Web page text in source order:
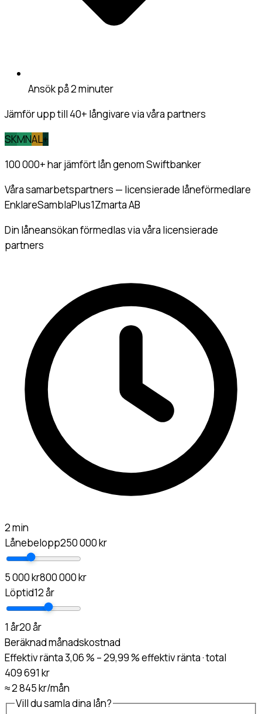
Ansök på 2 minuter
Jämför upp till 40+ långivare via våra partners
SKMNAL+
100 000+har jämfört lån genom Swiftbanker
Våra samarbetspartners — licensierade låneförmedlare
EnklareSamblaPlus1Zmarta AB
Din låneansökan förmedlas via våra licensierade
partners
2 min
Lånebelopp250 000 kr
5 000 kr800 000 kr
Löptid12 år
1 år20 år
Beräknad månadskostnad
Effektiv ränta 3,06 % – 29,99 % effektiv ränta · total
409 691 kr
≈2 845 kr/mån
Vill du samla dina lån?